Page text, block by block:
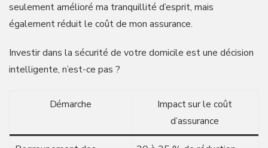
seulement amélioré ma tranquillité d’esprit, mais
également réduit le coût de mon assurance.
Investir dans la sécurité de votre domicile est une décision
intelligente, n’est-ce pas ?
Démarche
Impact sur le coût
d’assurance